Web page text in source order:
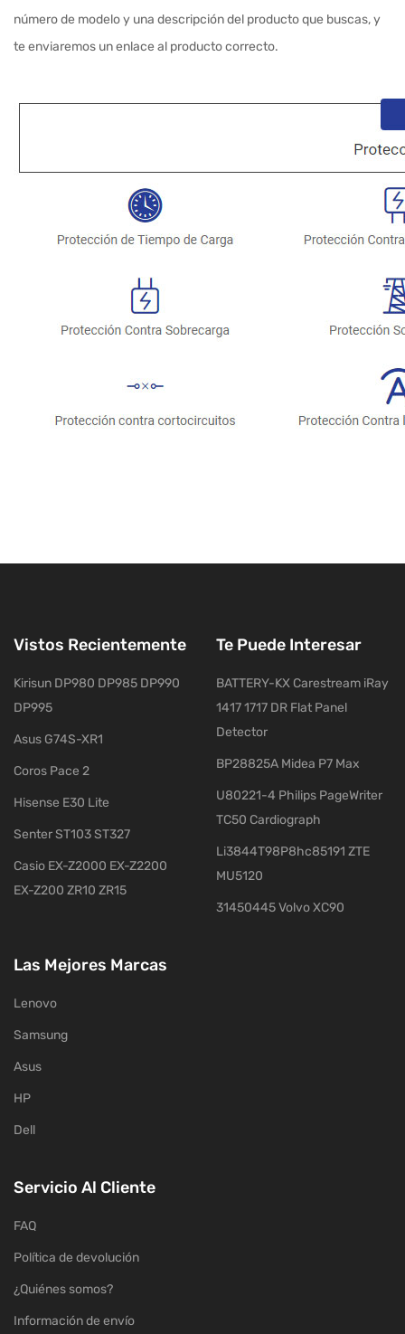
número de modelo y una descripción del producto que buscas, y
te enviaremos un enlace al producto correcto.
Vistos Recientemente
Kirisun DP980 DP985 DP990
DP995
Asus G74S-XR1
Coros Pace 2
Hisense E30 Lite
Senter ST103 ST327
Casio EX-Z2000 EX-Z2200
EX-Z200 ZR10 ZR15
Te Puede Interesar
BATTERY-KX Carestream iRay
1417 1717 DR Flat Panel
Detector
BP28825A Midea P7 Max
U80221-4 Philips PageWriter
TC50 Cardiograph
Li3844T98P8hc85191 ZTE
MU5120
31450445 Volvo XC90
Las Mejores Marcas
Lenovo
Samsung
Asus
HP
Dell
Servicio Al Cliente
FAQ
Política de devolución
¿Quiénes somos?
Información de envío